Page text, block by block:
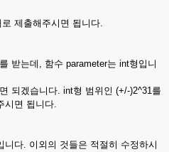
제출해주시면 됩니다.
받는데, 함수 parameter는 int형입니
되겠습니다. int형 범위인 (+/-)2^31를
시면 됩니다.
다. 이외의 것들은 적절히 수정하시